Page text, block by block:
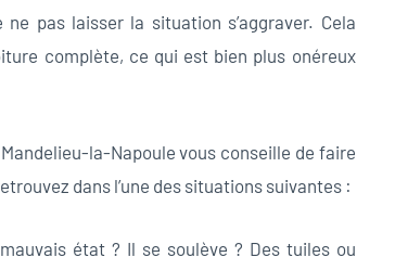
pas laisser la situation s’aggraver. Cela
complète, ce qui est bien plus onéreux
la-Napoule vous conseille de faire
dans l’une des situations suivantes :
état ? Il se soulève ? Des tuiles ou